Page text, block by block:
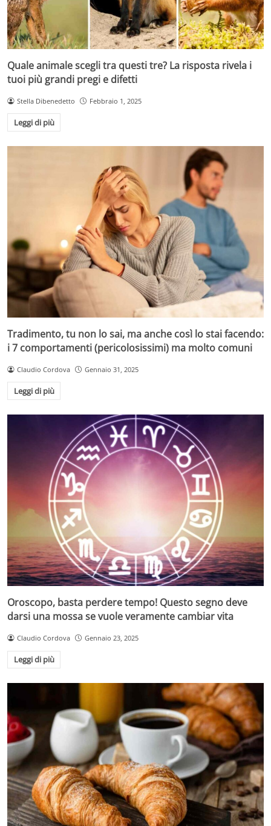
Quale animale scegli tra questi tre? La risposta rivela i
tuoi più grandi pregi e difetti
Stella Dibenedetto Febbraio 1, 2025
Leggi di più
Tradimento, tu non lo sai, ma anche così lo stai facendo:
i 7 comportamenti (pericolosissimi) ma molto comuni
Claudio Cordova Gennaio 31, 2025
Leggi di più
Oroscopo, basta perdere tempo! Questo segno deve
darsi una mossa se vuole veramente cambiar vita
Claudio Cordova Gennaio 23, 2025
Leggi di più